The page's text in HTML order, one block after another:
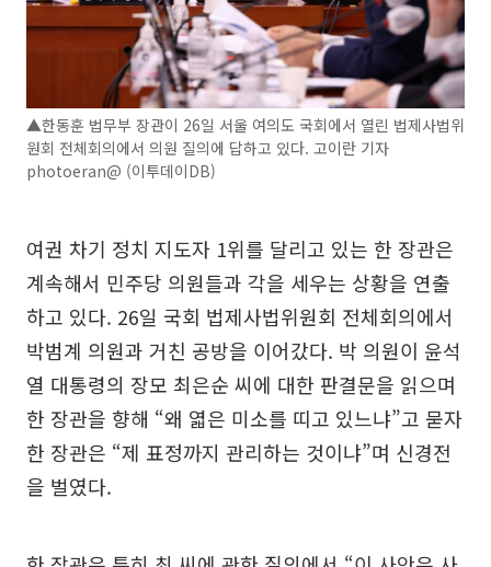
▲한동훈 법무부 장관이 26일 서울 여의도 국회에서 열린 법제사법위
원회 전체회의에서 의원 질의에 답하고 있다. 고이란 기자
photoeran@ (이투데이DB)
여권 차기 정치 지도자 1위를 달리고 있는 한 장관은
계속해서 민주당 의원들과 각을 세우는 상황을 연출
하고 있다. 26일 국회 법제사법위원회 전체회의에서
박범계 의원과 거친 공방을 이어갔다. 박 의원이 윤석
열 대통령의 장모 최은순 씨에 대한 판결문을 읽으며
한 장관을 향해 “왜 엷은 미소를 띠고 있느냐”고 묻자
한 장관은 “제 표정까지 관리하는 것이냐”며 신경전
을 벌였다.